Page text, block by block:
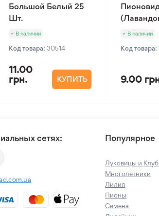
Большой Белый 25
Шт.
В наличии
Код товара: 30514
11.00
грн.
КУПИТЬ
В наличии
Код товара:
9.00
сетях: Популярное
Луковицы и
Многолетники
Лилия
Пионы
Семена